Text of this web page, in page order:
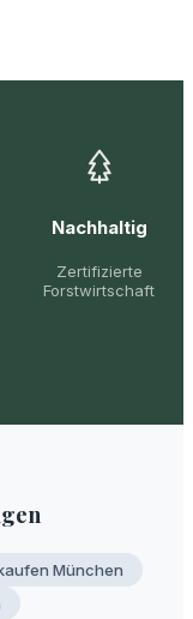
Nachhaltig
Zertifizierte
Forstwirtschaft
München